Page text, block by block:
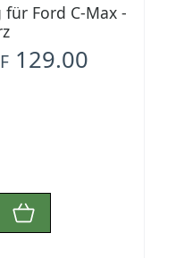
Ford C-Max -
129.00